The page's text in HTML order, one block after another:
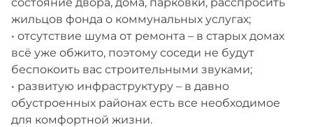
жильцов фонда о коммунальных услугах;
• отсутствие шума от ремонта – в старых домах
всё уже обжито, поэтому соседи не будут
беспокоить вас строительными звуками;
• развитую инфраструктуру – в давно
обустроенных районах есть все необходимое
для комфортной жизни.